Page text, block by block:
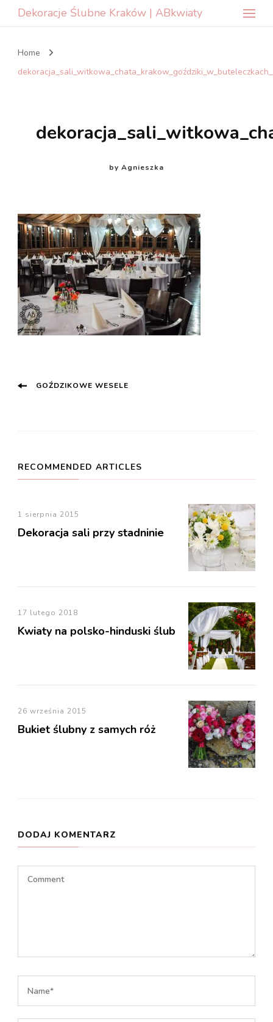
Dekoracje Ślubne Kraków | ABkwiaty
Home
by Agnieszka
Post
GOŹDZIKOWE WESELE
RECOMMENDED ARTICLES
1 sierpnia 2015
Dekoracja sali przy stadninie
17 lutego 2018
Kwiaty na polsko-hinduski ślub
26 września 2015
Bukiet ślubny z samych róż
DODAJ KOMENTARZ